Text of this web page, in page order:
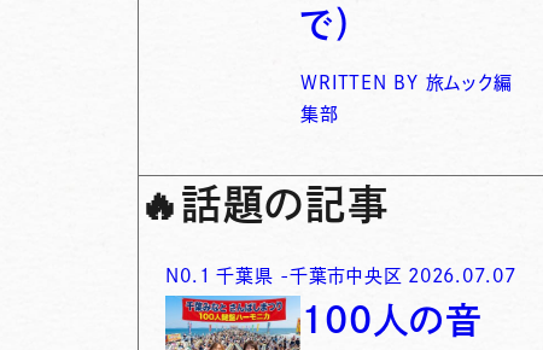
で)
WRITTEN BY 旅ムック編
集部
🔥 話題の記事
N0. 1 千葉県 -千葉市中央区 2026.07.07
100人の音